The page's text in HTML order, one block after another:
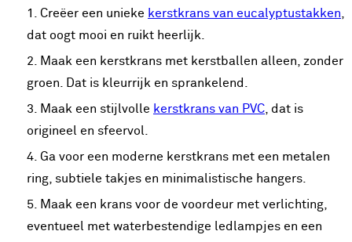
Creëer een unieke kerstkrans van eucalyptustakken
dat oogt mooi en ruikt heerlijk.
Maak een kerstkrans met kerstballen alleen, zonder
groen. Dat is kleurrijk en sprankelend.
Maak een stijlvolle kerstkrans van PVC , dat is
origineel en sfeervol.
Ga voor een moderne kerstkrans met een metalen
ring, subtiele takjes en minimalistische hangers.
Maak een krans voor de voordeur met verlichting,
eventueel met waterbestendige ledlampjes en een